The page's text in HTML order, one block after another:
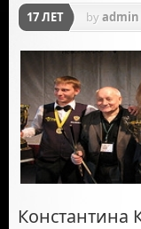
17 ЛЕТ byadmin
Константина